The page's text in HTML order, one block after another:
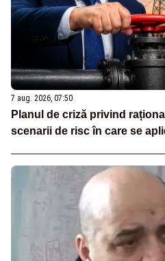
7 aug. 2026, 07:50
Planul de criză privind
scenarii de risc în care se